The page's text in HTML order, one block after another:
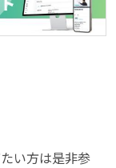
い方は是非参